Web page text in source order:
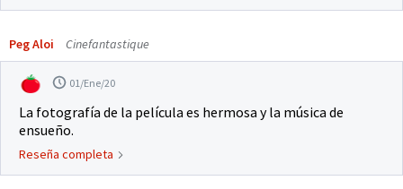
Peg Aloi Cinefantastique
01/Ene/20
La fotografía de la película es hermosa y la música de
ensueño.
Reseña completa